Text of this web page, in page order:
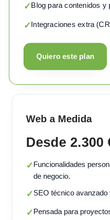
✓Blog para contenidos y
✓Integraciones extra
Quiero este plan
Web a Medida
Desde 2.300
✓Funcionalidades
de negocio.
✓SEO técnico
✓Pensada para